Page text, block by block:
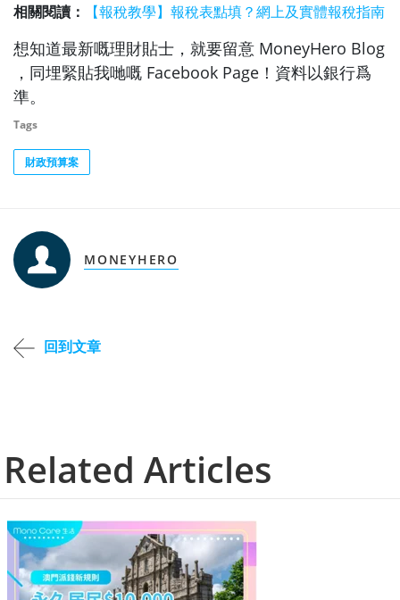
相關閱讀：
【報稅教學】報稅表點填？網上及實體報稅指南
想知道最新嘅理財貼士，就要留意 MoneyHero Blog
，同埋緊貼我哋嘅 Facebook Page！資料以銀行爲
準。
Tags
財政預算案
MONEYHERO
回到文章
Related Articles